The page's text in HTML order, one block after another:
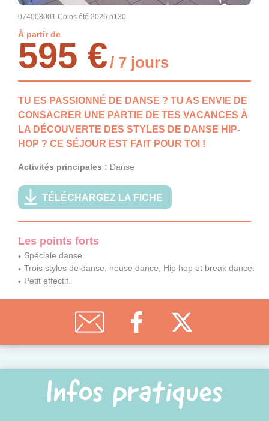
074008001 Colos été 2026 p130
À partir de
595 €/ 7 jours
TU ES PASSIONNÉ DE DANSE ? TU AS ENVIE DE
CONSACRER UNE PARTIE DE TES VACANCES À
LA DÉCOUVERTE DES STYLES DE DANSE HIP-
HOP ? CE SÉJOUR EST FAIT POUR TOI !
Activités principales : Danse
TÉLÉCHARGEZ LA FICHE
Les points forts
Spéciale danse.
Trois styles de danse: house dance, Hip hop et break dance.
Petit effectif.
Infos pratiques